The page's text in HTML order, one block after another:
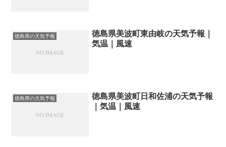
徳島県の天気予報
徳島県美波町東由岐の天気予報｜
気温｜風速
徳島県の天気予報
徳島県美波町日和佐浦の天気予報
｜気温｜風速